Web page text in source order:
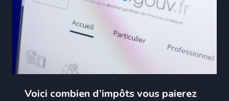
Voici combien d’impôts vous paierez